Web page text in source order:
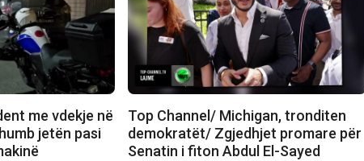
me vdekje në
jetën pasi
Top Channel/ Michigan, tronditen
demokratët/ Zgjedhjet promare për
Senatin i fiton Abdul El-Sayed